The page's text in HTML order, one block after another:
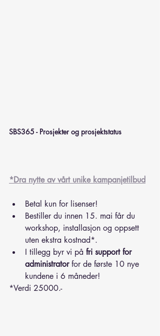
SBS365 - Prosjekter og prosjektstatus
*Dra nytte av vårt unike kampanjetilbud
Betal kun for lisenser!
Bestiller du innen 15. mai får du
workshop, installasjon og oppsett
uten ekstra kostnad*.
I tillegg byr vi på fri support for
administrator for de første 10 nye
kundene i 6 måneder!
*Verdi 25000.-